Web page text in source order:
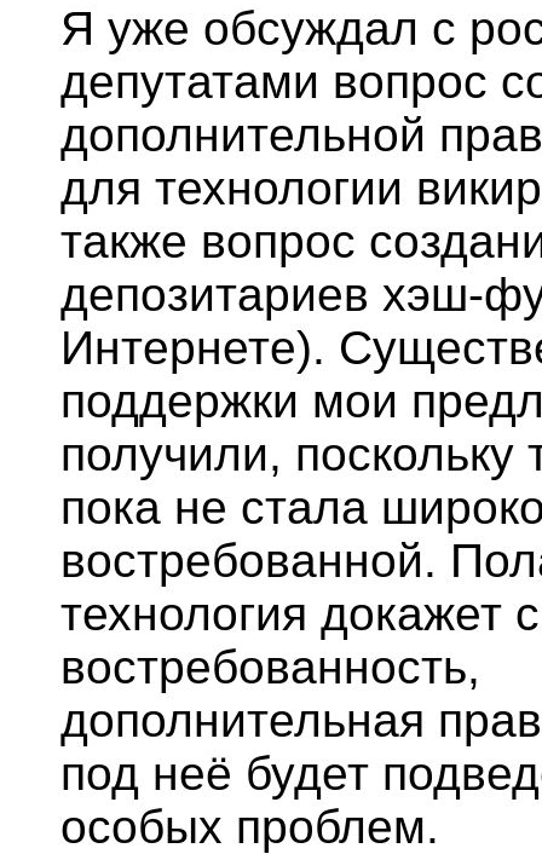
Я уже обсуждал с
депутатами вопрос
дополнительной
для технологии
также вопрос
депозитариев хэш-
Интернете).
поддержки мои
получили, поскольку
пока не стала
востребованной.
технология докажет
востребованность,
дополнительная
под неё будет
особых проблем.